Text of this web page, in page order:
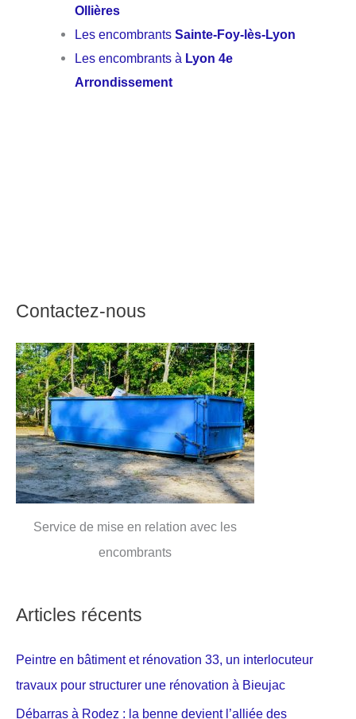
Ollières
Les encombrantsSainte-Foy-lès-Lyon
Les encombrants à Lyon 4e
Arrondissement
Contactez-nous
Service de mise en relation avec les
encombrants
Articles récents
Peintre en bâtiment et rénovation 33, un interlocuteur
travaux pour structurer une rénovation à Bieujac
Débarras à Rodez : la benne devient l’alliée des